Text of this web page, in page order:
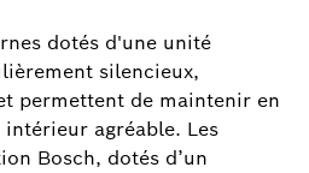
dotés d'une unité
silencieux,
permettent de maintenir en
agréable. Les
Bosch, dotés d’un